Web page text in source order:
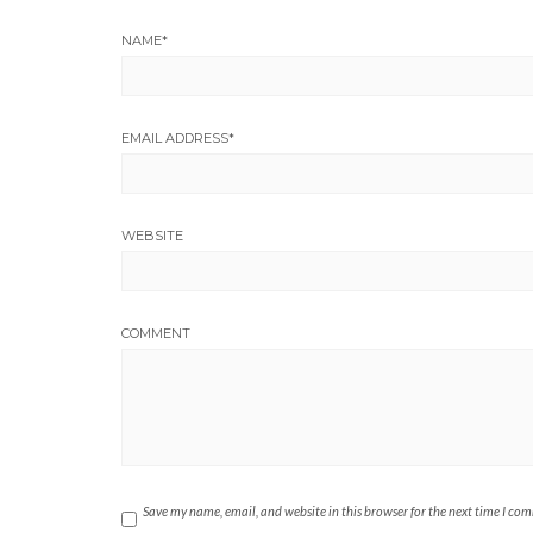
NAME*
EMAIL ADDRESS*
WEBSITE
COMMENT
Save my name, email, and website in this browser for the next time I